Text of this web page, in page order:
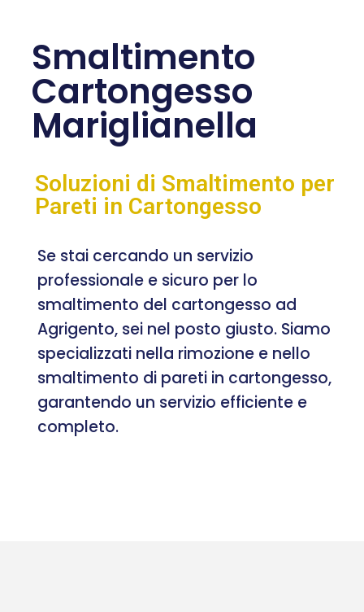
Smaltimento
Cartongesso
Mariglianella
Soluzioni di Smaltimento per
Pareti in Cartongesso
Se stai cercando un servizio
professionale e sicuro per lo
smaltimento del cartongesso ad
Agrigento, sei nel posto giusto. Siamo
specializzati nella rimozione e nello
smaltimento di pareti in cartongesso,
garantendo un servizio efficiente e
completo.